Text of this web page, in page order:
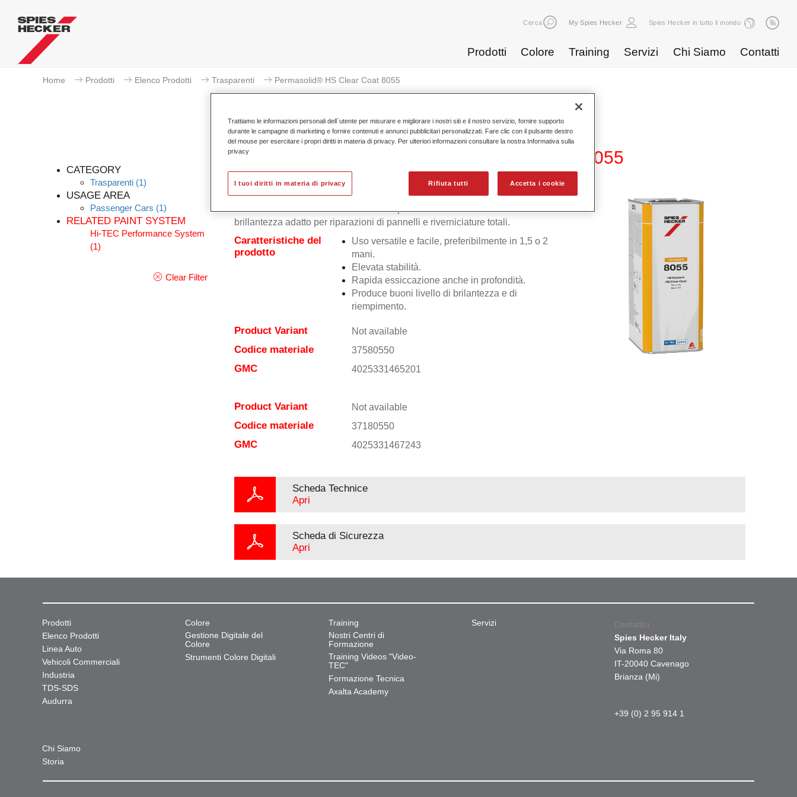
Cerca My Spies Hecker Spies Hecker in tutto il mondo
Prodotti Colore Training Servizi Chi Siamo Contatti
Home Prodotti Elenco Prodotti Trasparenti Permasolid® HS Clear Coat 8055
CATEGORY
Trasparenti (1)
USAGE AREA
Passenger Cars (1)
RELATED PAINT SYSTEM
Hi-TEC Performance System
(1)
Clear Filter
Permasolid® HS Clear Coat 8055
Permasolid HS Klarlack 8055 è un trasparente alto solido 2K di elevata
brillantezza adatto per riparazioni di pannelli e riverniciature totali.
Caratteristiche del
prodotto
Uso versatile e facile, preferibilmente in 1,5 o 2
mani.
Elevata stabilità.
Rapida essiccazione anche in profondità.
Produce buoni livello di brilantezza e di
riempimento.
Product Variant Not available
Codice materiale 37580550
GMC 4025331465201
Product Variant Not available
Codice materiale 37180550
GMC 4025331467243
Scheda Technice
Apri
Scheda di Sicurezza
Apri
Prodotti
Elenco Prodotti
Linea Auto
Vehicoli Commerciali
Industria
TDS-SDS
Audurra
Colore
Gestione Digitale del
Colore
Strumenti Colore Digitali
Training
Nostri Centri di
Formazione
Training Videos "Video-
TEC"
Formazione Tecnica
Axalta Academy
Servizi
Chi Siamo
Storia
Contattici
Spies Hecker Italy
Via Roma 80
IT-20040 Cavenago
Brianza (Mi)
+39 (0) 2 95 914 1
Trattiamo le informazioni personali dell`utente per misurare e migliorare i nostri siti e il nostro servizio, fornire supporto
durante le campagne di marketing e fornire contenuti e annunci pubblicitari personalizzati. Fare clic con il pulsante destro
del mouse per esercitare i propri diritti in materia di privacy. Per ulteriori informazioni consultare la nostra Informativa sulla
privacy
Rifiuta tutti Accetta i cookie
I tuoi diritti in materia di privacy